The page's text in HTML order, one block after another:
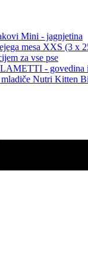
Mini - jagnjetina
mesa XXS (3 x
za vse pse
- govedina
Nutri Kitten